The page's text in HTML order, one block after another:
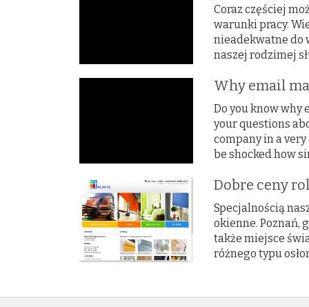
Coraz częściej
warunki pracy.
nieadekwatne do
naszej rodzimej
Why email
Do you know why
your questions
company in a
be shocked how
Dobre ceny
Specjalnością
okienne. Poznań,
także miejsce
różnego typu